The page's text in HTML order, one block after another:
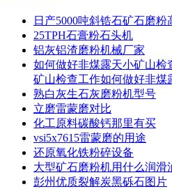
日产5000吨斜锆石矿石磨粉
25TPH石膏粉石头机
铝灰铝渣磨粉机械厂家
如何做好非煤露天小矿山
矿山检查工作如何做好非煤
熟白灰生石灰磨粉机型号
立磨雷蒙磨对比
化工原料碳酸钙那里有买
vsi5x7615雷蒙磨的用途
还原氧化铁粉碎设备
大型矿石磨粉机用什么润滑
彭州优质裂解炭黑砾石图片